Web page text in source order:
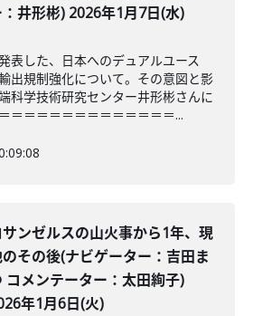
：井形彬) 2026年1月7日(水)
表した、日本へのデュアルユース
出規制強化について。その意図と影
科学技術研究センター井形彬さんに
＝＝＝＝＝＝＝＝＝＝＝＝＝...
サンゼルスの山火事から1年、現
その後(ナビゲーター：吉田ま
コメンテーター：太田絢子)
年1月6日(火)